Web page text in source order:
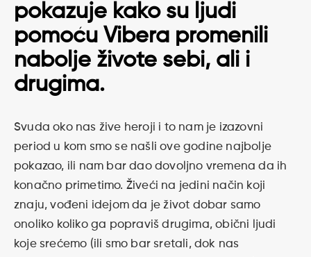
pokazuje kako su ljudi
pomoću Vibera promenili
nabolje živote sebi, ali i
drugima.
Svuda oko nas žive heroji i to nam je izazovni
period u kom smo se našli ove godine najbolje
pokazao, ili nam bar dao dovoljno vremena da ih
konačno primetimo. Živeći na jedini način koji
znaju, vođeni idejom da je život dobar samo
onoliko koliko ga popraviš drugima, obični ljudi
koje srećemo (ili smo bar sretali, dok nas